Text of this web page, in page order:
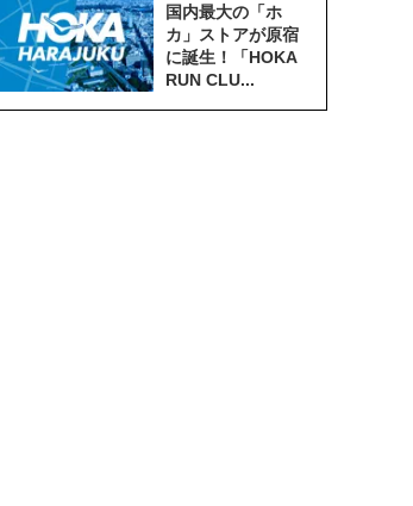
国内最大の「ホ
カ」ストアが原宿
に誕生！「HOKA
RUN CLU...